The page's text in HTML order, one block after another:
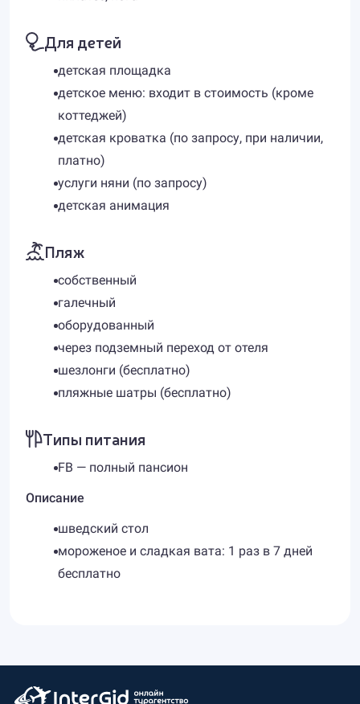
Для детей
детская площадка
детское меню: входит в стоимость (кроме
коттеджей)
детская кроватка (по запросу, при наличии,
платно)
услуги няни (по запросу)
детская анимация
Пляж
собственный
галечный
оборудованный
через подземный переход от отеля
шезлонги (бесплатно)
пляжные шатры (бесплатно)
Типы питания
FB — полный пансион
Описание
шведский стол
мороженое и сладкая вата: 1 раз в 7 дней
бесплатно